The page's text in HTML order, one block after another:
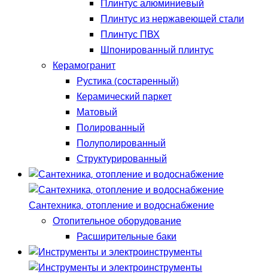
Плинтус алюминиевый
Плинтус из нержавеющей стали
Плинтус ПВХ
Шпонированный плинтус
Керамогранит
Рустика (состаренный)
Керамический паркет
Матовый
Полированный
Полуполированный
Структурированный
Сантехника, отопление и водоснабжение
Отопительное оборудование
Расширительные баки